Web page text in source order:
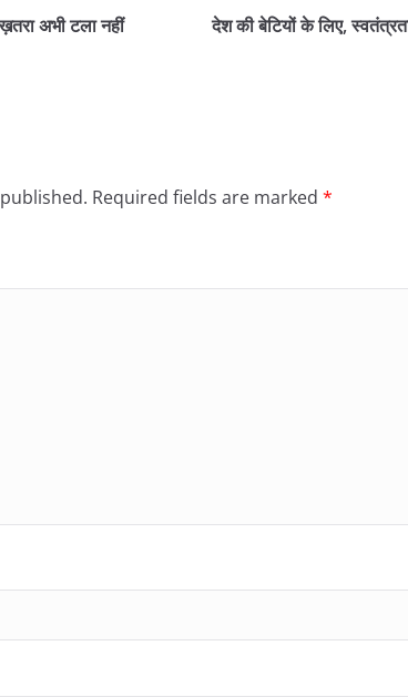
अभी टला नहीं
देश की बेटियों के लिए,
Required fields are marked *